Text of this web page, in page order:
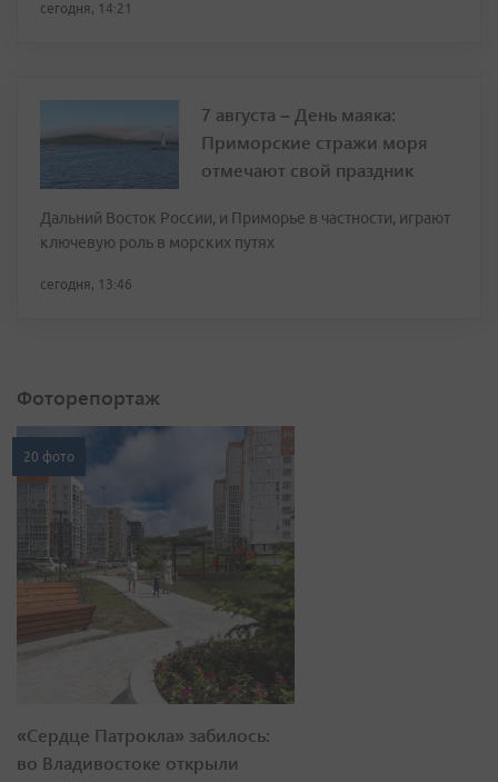
сегодня, 14:21
7 августа – День маяка:
Приморские стражи моря
отмечают свой праздник
Дальний Восток России, и Приморье в частности, играют
ключевую роль в морских путях
сегодня, 13:46
Фоторепортаж
20 фото
«Сердце Патрокла» забилось:
во Владивостоке открыли